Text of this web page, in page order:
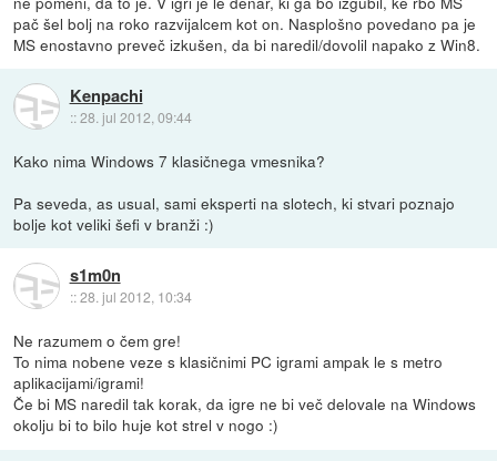
pač šel bolj na roko razvijalcem kot on. Nasplošno povedano pa je
MS enostavno preveč izkušen, da bi naredil/dovolil napako z Win8.
Kenpachi
::28. jul 2012, 09:44
Kako nima Windows 7 klasičnega vmesnika?
Pa seveda, as usual, sami eksperti na slotech, ki stvari poznajo
bolje kot veliki šefi v branži :)
s1m0n
::28. jul 2012, 10:34
Ne razumem o čem gre!
To nima nobene veze s klasičnimi PC igrami ampak le s metro
aplikacijami/igrami!
Če bi MS naredil tak korak, da igre ne bi več delovale na Windows
okolju bi to bilo huje kot strel v nogo :)